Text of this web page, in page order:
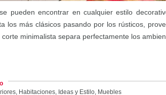
pueden encontrar en cualquier estilo
los más clásicos pasando por los rústicos,
minimalista separa perfectamente los
, Habitaciones, Ideas y Estilo, Muebles